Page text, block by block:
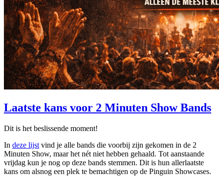
Laatste kans voor 2 Minuten Show Bands
Dit is het beslissende moment!
In deze lijst vind je alle bands die voorbij zijn gekomen in de 2
Minuten Show, maar het nét niet hebben gehaald. Tot aanstaande
vrijdag kun je nog op deze bands stemmen. Dit is hun allerlaatste
kans om alsnog een plek te bemachtigen op de Pinguin Showcases.